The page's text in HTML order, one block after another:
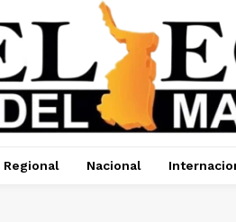
Regional Nacional